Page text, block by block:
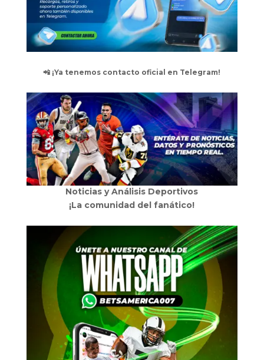
📲 ¡Ya tenemos contacto oficial en Telegram!
Noticias y Análisis Deportivos
¡La comunidad del fanático!